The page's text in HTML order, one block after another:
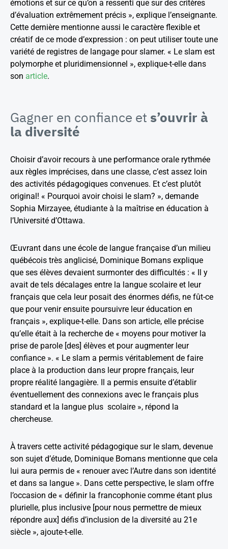
émotions et sur ce qu’on a ressenti que sur des critères
d’évaluation extrêmement précis », explique l’enseignante.
Cette dernière mentionne aussi le caractère flexible et
créatif de ce mode d’expression : on peut utiliser toute une
variété de registres de langage pour slamer. « Le slam est
polymorphe et pluridimensionnel », explique-t-elle dans
son article.
Gagner en confiance et s’ouvrir à
la diversité
Choisir d’avoir recours à une performance orale rythmée
aux règles imprécises, dans une classe, c’est assez loin
des activités pédagogiques convenues. Et c’est plutôt
original! « Pourquoi avoir choisi le slam? », demande
Sophia Mirzayee, étudiante à la maîtrise en éducation à
l’Université d’Ottawa.
Œuvrant dans une école de langue française d’un milieu
québécois très anglicisé, Dominique Bomans explique
que ses élèves devaient surmonter des difficultés : « Il y
avait de tels décalages entre la langue scolaire et leur
français que cela leur posait des énormes défis, ne fût-ce
que pour venir ensuite poursuivre leur éducation en
français », explique-t-elle. Dans son article, elle précise
qu’elle était à la recherche de « moyens pour motiver la
prise de parole [des] élèves et pour augmenter leur
confiance ». « Le slam a permis véritablement de faire
place à la production dans leur propre français, leur
propre réalité langagière. Il a permis ensuite d’établir
éventuellement des connexions avec le français plus
standard et la langue plus scolaire », répond la
chercheuse.
À travers cette activité pédagogique sur le slam, devenue
son sujet d’étude, Dominique Bomans mentionne que cela
lui aura permis de « renouer avec l’Autre dans son identité
et dans sa langue ». Dans cette perspective, le slam offre
l’occasion de « définir la francophonie comme étant plus
plurielle, plus inclusive [pour nous permettre de mieux
répondre aux] défis d’inclusion de la diversité au 21e
siècle », ajoute-t-elle.